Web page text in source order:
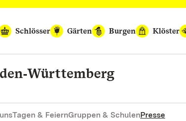
Schlösser
Gärten Burgen Klöster
Tagen & FeiernGruppen & SchulenPresse